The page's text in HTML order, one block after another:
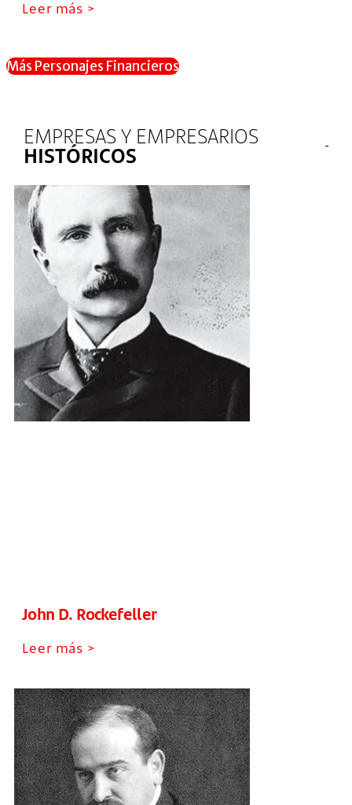
Leer más >
Más Personajes Financieros
EMPRESAS Y EMPRESARIOS
HISTÓRICOS
John D. Rockefeller
Leer más >